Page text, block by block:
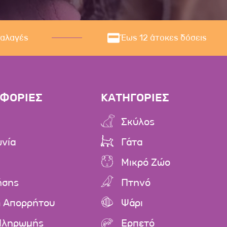
Έως 12 άτοκες δόσεις
Απορρήτου
ΚΑΤΗΓΟΡΙΕΣ
Σκύλος
Γάτα
Μικρό Ζώο
Πτηνό
Ψάρι
Ερπετό